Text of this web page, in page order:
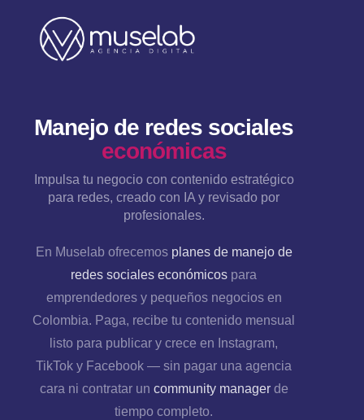
Manejo de redes sociales
económicas
Impulsa tu negocio con contenido estratégico
para redes, creado con IA y revisado por
profesionales.
En Muselab ofrecemos planes de manejo de
redes sociales económicos para
emprendedores y pequeños negocios en
Colombia. Paga, recibe tu contenido mensual
listo para publicar y crece en Instagram,
TikTok y Facebook — sin pagar una agencia
cara ni contratar un community managerde
tiempo completo.